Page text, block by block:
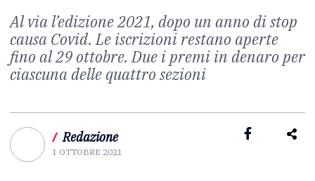
Al via l’edizione 2021, dopo un anno di stop
causa Covid. Le iscrizioni restano aperte
fino al 29 ottobre. Due i premi in denaro per
ciascuna delle quattro sezioni
/ Redazione
1 OTTOBRE 2021